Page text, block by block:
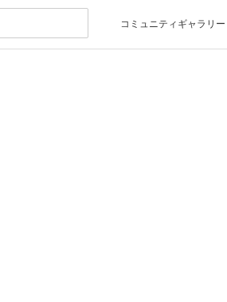
コミュニティギャラリー